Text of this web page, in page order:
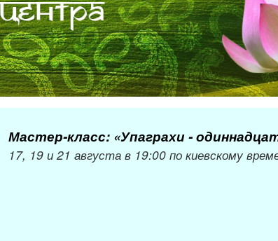
Мастер-класс: «Упаграхи -
17, 19 и 21 августа в 19:00 по киевскому